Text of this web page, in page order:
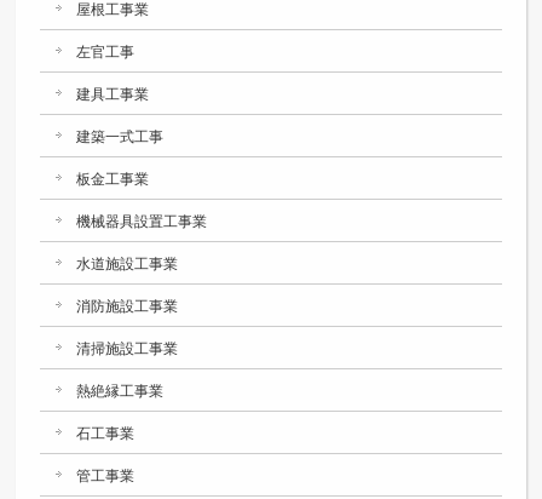
屋根工事業
左官工事
建具工事業
建築一式工事
板金工事業
機械器具設置工事業
水道施設工事業
消防施設工事業
清掃施設工事業
熱絶縁工事業
石工事業
管工事業